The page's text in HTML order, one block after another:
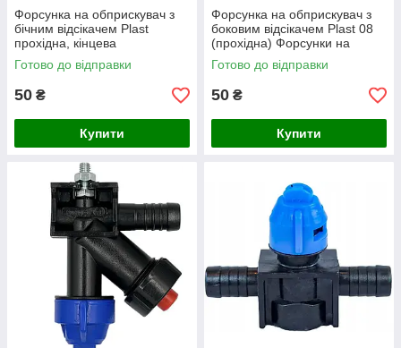
Форсунка на обприскувач з
бічним відсікачем Plast
прохідна, кінцева
Готово до відправки
50 ₴
Купити
Форсунка на обприскувач з
боковим відсікачем Plast 08
(прохідна) Форсунки на
саморобний обприскувач
Готово до відправки
50 ₴
Купити